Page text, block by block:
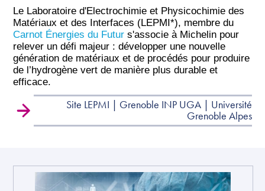
Le Laboratoire d'Electrochimie et Physicochimie des
Matériaux et des Interfaces (LEPMI*), membre du
Carnot Énergies du Futur s'associe à Michelin pour
relever un défi majeur : développer une nouvelle
génération de matériaux et de procédés pour produire
de l’hydrogène vert de manière plus durable et
efficace.
Site LEPMI | Grenoble INP UGA | Université
Grenoble Alpes